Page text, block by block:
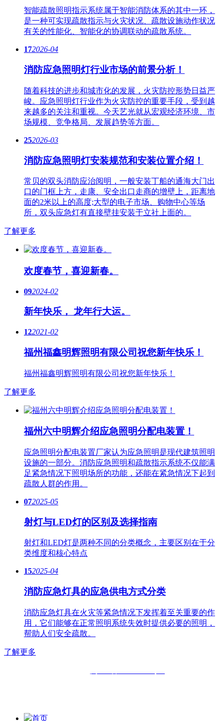
智能疏散​照明指示系统属于智能消防体系的其中一环，
是一种可实现疏散指示与火灾状况、疏散设施动作状况
有关的性能化、智能化的协调联动的疏散系统。
172026-04
消防应急照明灯行业市场的前景分析！
随着科技的进步和城市化的发展，火灾防控形势日益严
峻。应急​照明灯行业作为火灾防控的重要手段，受到越
来越多的关注和重视。今天艺光就从宏观经济环境、市
场规模、竞争格局、发展趋势等方面。
252026-03
消防应急照明灯安装规范和安装位置介绍！
常贝的双头消防应治阅明，一般安装丁船的通海大门出
口的门框上方，走康、安全出口走商的增壁上，距离地
面的2米以上的高度;大型的电子市场、购物中心等场
所，双头应急灯有直接壁挂安装于立社上面的。
了解更多
欢度春节，喜迎新春。
092024-02
新年快乐， 龙年行大运。
122021-02
福州福鑫明辉照明有限公司祝您新年快乐！
福州福鑫明辉照明有限公司祝您新年快乐！
了解更多
福州六中明辉介绍应急照明分配电装置！
应急照明分配电装置厂家认为应急照明是现代建筑照明
设施的一部分。消防应急照明和疏散指示系统不仅能满
足紧急情况下照明场所的功能，还能在紧急情况下起到
疏散人群的作用。
072025-05
射灯与LED灯的区别及选择指南
射灯和LED灯是两种不同的分类概念，主要区别在于分
类维度和核心特点
152025-04
消防应急灯具的应急供电方式分类
消防应急灯具在火灾等紧急情况下发挥着至关重要的作
用，它们能够在正常照明系统失效时提供必要的照明，
帮助人们安全疏散。
了解更多
首页